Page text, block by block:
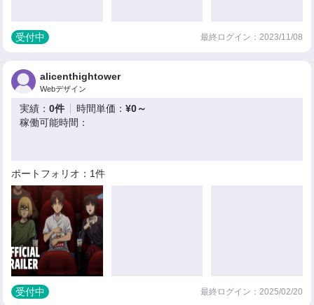
受付中 最終ログイン：2023/11/08
alicenthightower
Webデザイン
実績：0件 時間単価：¥0～
稼働可能時間：
ポートフォリオ：1件
受付中 最終ログイン：2025/02/20